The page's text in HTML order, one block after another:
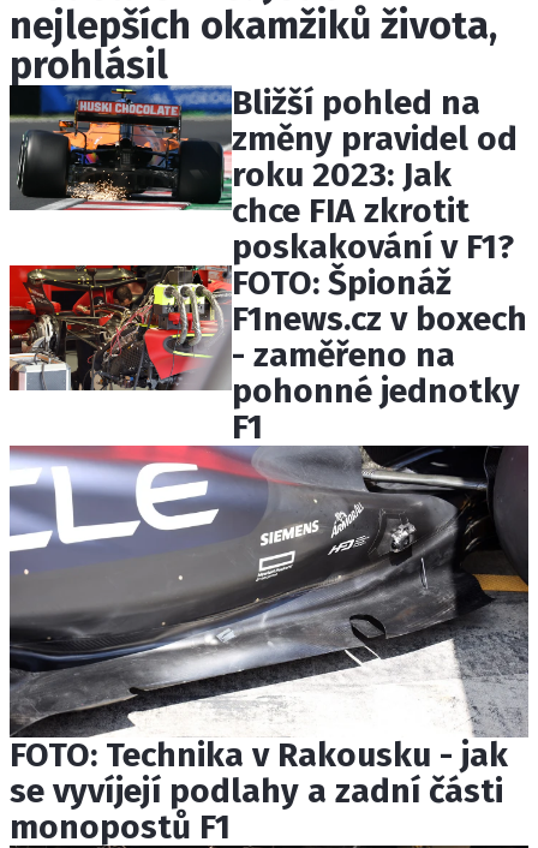
ETICKÝ KODEX
VYDAVATEL
INZERCE
OSOBNÍ ÚDAJE / COOKIES
Provozovatelem serveru F1NEWS.cz je
INCORP MEDIA GROUP s.r.o., IČ: 118 23 054
nejlepších okamžiků života,
prohlásil
Bližší pohled na
změny pravidel od
roku 2023: Jak
chce FIA zkrotit
poskakování v F1?
FOTO: Špionáž
F1news.cz v boxech
- zaměřeno na
pohonné jednotky
F1
FOTO: Technika v Rakousku - jak
se vyvíjejí podlahy a zadní části
monopostů F1